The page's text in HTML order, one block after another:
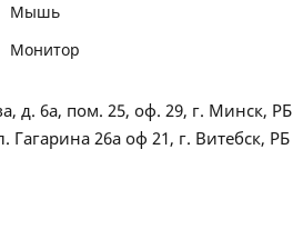
Мышь
Монитор
д. 6а, пом. 25, оф. 29, г. Минск, РБ
26а оф 21, г. Витебск, РБ